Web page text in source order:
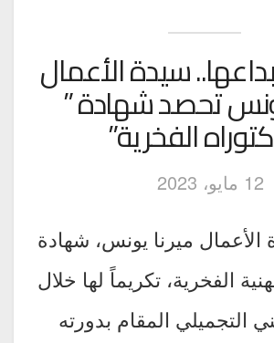
سيدة الأعمال
تحصد شهادة ”
الفخرية”
12 مايو، 2023
ميرنا يونس، شهادة
الفخرية، تكريماً لها خلال
التجميلي المقام بدورته